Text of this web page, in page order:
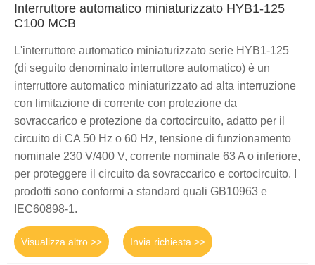
Interruttore automatico miniaturizzato HYB1-125
C100 MCB
L'interruttore automatico miniaturizzato serie HYB1-125
(di seguito denominato interruttore automatico) è un
interruttore automatico miniaturizzato ad alta interruzione
con limitazione di corrente con protezione da
sovraccarico e protezione da cortocircuito, adatto per il
circuito di CA 50 Hz o 60 Hz, tensione di funzionamento
nominale 230 V/400 V, corrente nominale 63 A o inferiore,
per proteggere il circuito da sovraccarico e cortocircuito. I
prodotti sono conformi a standard quali GB10963 e
IEC60898-1.
Visualizza altro >> Invia richiesta >>